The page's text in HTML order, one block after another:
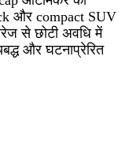
और compact SUV
से छोटी अवधि में
और घटनाप्रेरित